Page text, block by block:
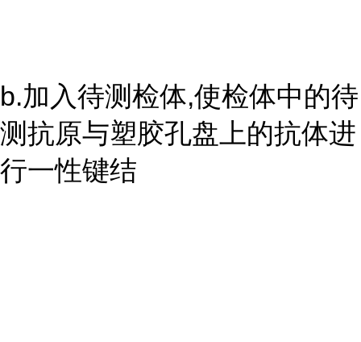
b.加入待测检体,使检体中的待
测抗原与塑胶孔盘上的抗体进
行一性键结